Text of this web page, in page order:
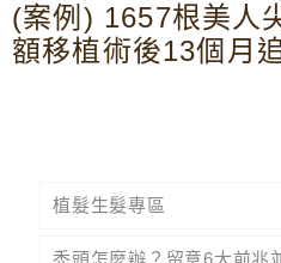
(案例) 1657根美人
額移植術後13個月
植髮生髮專區